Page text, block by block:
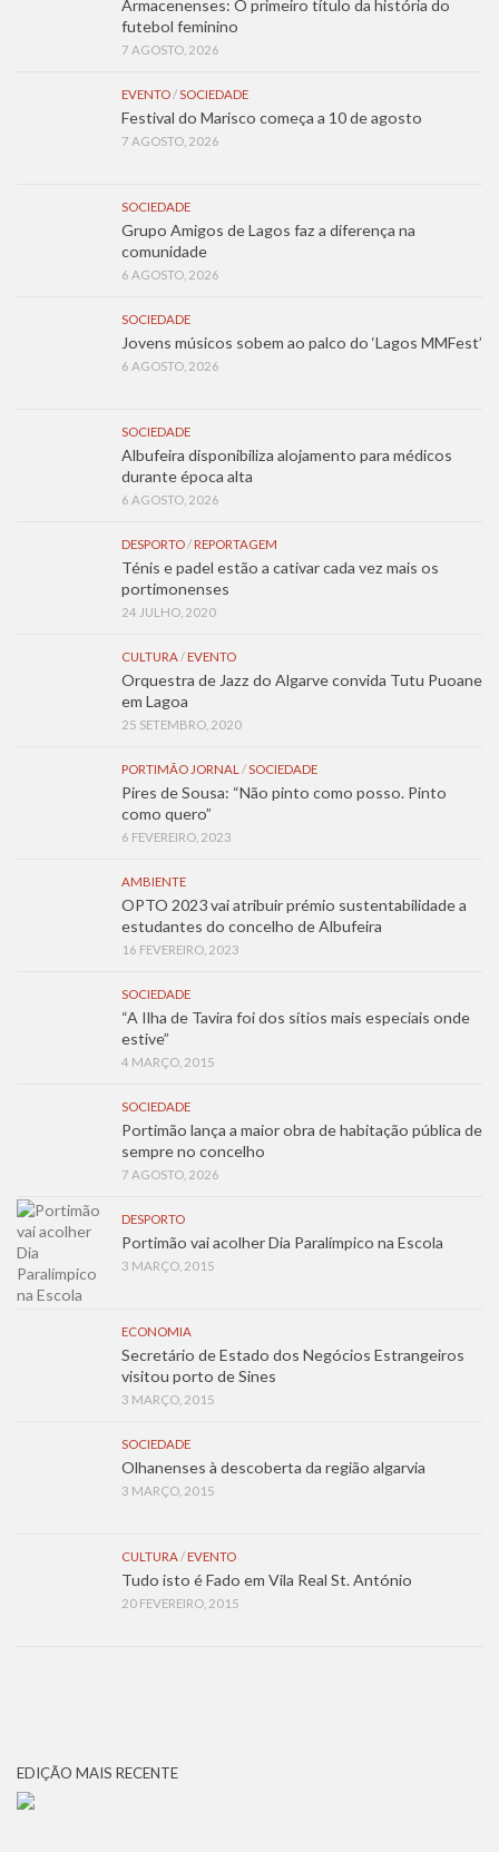
Armacenenses: O primeiro título da história do
futebol feminino
7 AGOSTO, 2026
EVENTO/SOCIEDADE
Festival do Marisco começa a 10 de agosto
7 AGOSTO, 2026
SOCIEDADE
Grupo Amigos de Lagos faz a diferença na
comunidade
6 AGOSTO, 2026
SOCIEDADE
Jovens músicos sobem ao palco do ‘Lagos MMFest’
6 AGOSTO, 2026
SOCIEDADE
Albufeira disponibiliza alojamento para médicos
durante época alta
6 AGOSTO, 2026
DESPORTO/ REPORTAGEM
Ténis e padel estão a cativar cada vez mais os
portimonenses
24 JULHO, 2020
CULTURA/ EVENTO
Orquestra de Jazz do Algarve convida Tutu Puoane
em Lagoa
25 SETEMBRO, 2020
PORTIMÃO JORNAL /SOCIEDADE
Pires de Sousa: “Não pinto como posso. Pinto
como quero”
6 FEVEREIRO, 2023
AMBIENTE
OPTO 2023 vai atribuir prémio sustentabilidade a
estudantes do concelho de Albufeira
16 FEVEREIRO, 2023
SOCIEDADE
“A Ilha de Tavira foi dos sítios mais especiais onde
estive”
4 MARÇO, 2015
SOCIEDADE
Portimão lança a maior obra de habitação pública de
sempre no concelho
7 AGOSTO, 2026
DESPORTO
Portimão vai acolher Dia Paralímpico na Escola
3 MARÇO, 2015
ECONOMIA
Secretário de Estado dos Negócios Estrangeiros
visitou porto de Sines
3 MARÇO, 2015
SOCIEDADE
Olhanenses à descoberta da região algarvia
3 MARÇO, 2015
CULTURA/ EVENTO
Tudo isto é Fado em Vila Real St. António
20 FEVEREIRO, 2015
EDIÇÃO MAIS RECENTE